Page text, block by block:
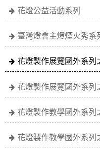
花燈公益活動系列
臺灣燈會主燈煙火秀系
花燈製作展覽國外系列
花燈製作展覽國外系列
花燈製作教學國外系列
花燈製作教學國外系列